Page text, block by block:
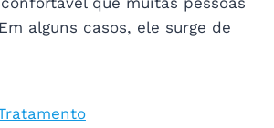
alguns casos, ele surge de